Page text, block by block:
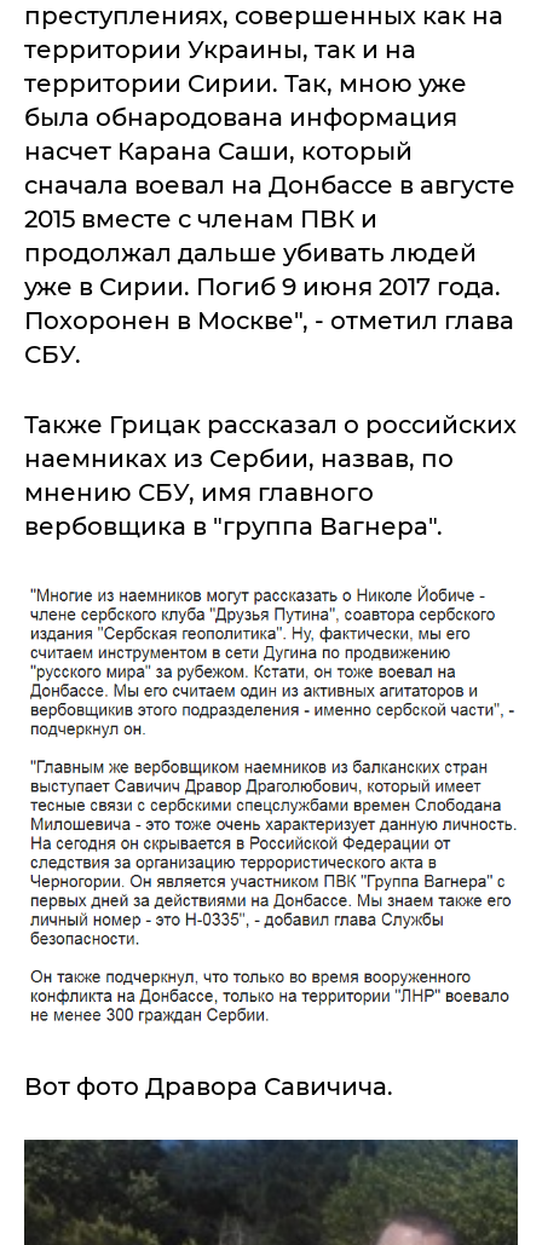
преступлениях, совершенных как на
территории Украины, так и на
территории Сирии. Так, мною уже
была обнародована информация
насчет Карана Саши, который
сначала воевал на Донбассе в августе
2015 вместе с членам ПВК и
продолжал дальше убивать людей
уже в Сирии. Погиб 9 июня 2017 года.
Похоронен в Москве", - отметил глава
СБУ.
Также Грицак рассказал о российских
наемниках из Сербии, назвав, по
мнению СБУ, имя главного
вербовщика в "группа Вагнера".
Вот фото Дравора Савичича.